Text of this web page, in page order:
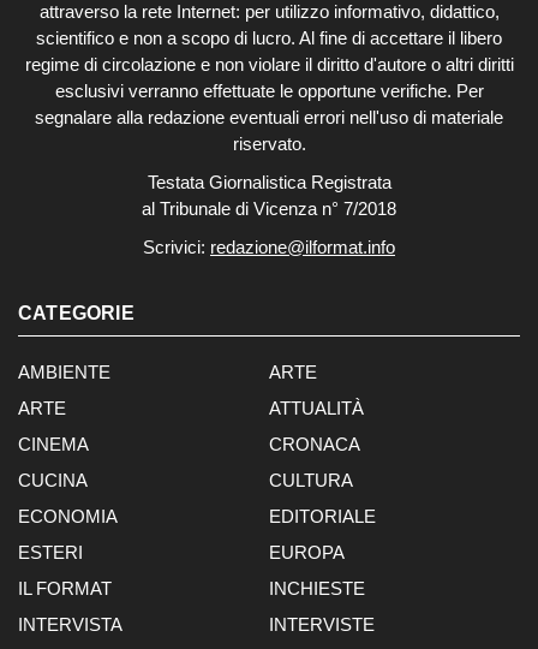
attraverso la rete Internet: per utilizzo informativo, didattico,
scientifico e non a scopo di lucro. Al fine di accettare il libero
regime di circolazione e non violare il diritto d'autore o altri diritti
esclusivi verranno effettuate le opportune verifiche. Per
segnalare alla redazione eventuali errori nell'uso di materiale
riservato.
Testata Giornalistica Registrata
al Tribunale di Vicenza n° 7/2018
Scrivici: redazione@ilformat.info
CATEGORIE
AMBIENTE
ARTE
ARTE
ATTUALITÀ
CINEMA
CRONACA
CUCINA
CULTURA
ECONOMIA
EDITORIALE
ESTERI
EUROPA
IL FORMAT
INCHIESTE
INTERVISTA
INTERVISTE